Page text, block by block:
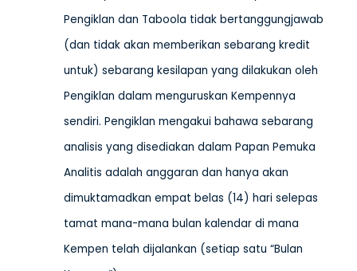
Pengiklan dan Taboola tidak bertanggungjawab
(dan tidak akan memberikan sebarang kredit
untuk) sebarang kesilapan yang dilakukan oleh
Pengiklan dalam menguruskan Kempennya
sendiri. Pengiklan mengakui bahawa sebarang
analisis yang disediakan dalam Papan Pemuka
Analitis adalah anggaran dan hanya akan
dimuktamadkan empat belas (14) hari selepas
tamat mana-mana bulan kalendar di mana
Kempen telah dijalankan (setiap satu “Bulan